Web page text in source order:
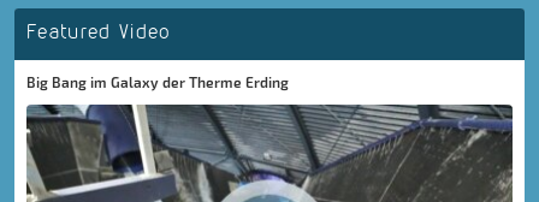
Featured Video
Big Bang im Galaxy der Therme Erding